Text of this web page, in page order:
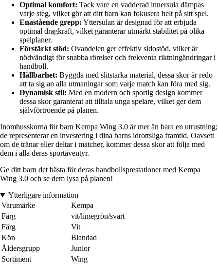
Optimal komfort: Tack vare en vadderad innersula dämpas
varje steg, vilket gör att ditt barn kan fokusera helt på sitt spel.
Enastående grepp: Yttersulan är designad för att erbjuda
optimal dragkraft, vilket garanterar utmärkt stabilitet på olika
spelplaner.
Förstärkt stöd: Ovandelen ger effektiv sidostöd, vilket är
nödvändigt för snabba rörelser och frekventa riktningändringar i
handboll.
Hållbarhet: Byggda med slitstarka material, dessa skor är redo
att ta sig an alla utmaningar som varje match kan föra med sig.
Dynamisk stil: Med en modern och sportig design kommer
dessa skor garanterat att tilltala unga spelare, vilket ger dem
självförtroende på planen.
Inomhusskorna för barn Kempa Wing 3.0 är mer än bara en utrustning;
de representerar en investering i dina barns idrottsliga framtid. Oavsett
om de tränar eller deltar i matcher, kommer dessa skor att följa med
dem i alla deras sportäventyr.
Ge ditt barn det bästa för deras handbollsprestationer med Kempa
Wing 3.0 och se dem lysa på planen!
Ytterligare information
Varumärke
Kempa
Färg
vit/limegrön/svart
Färg
Vit
Kön
Blandad
Åldersgrupp
Junior
Sortiment
Wing